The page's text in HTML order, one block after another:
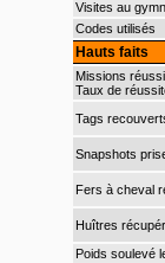
Visites au
Codes utilisés
Hauts faits
Missions
Taux de
Tags
Snapshots
Fers à cheval
Huîtres
Poids soulevé